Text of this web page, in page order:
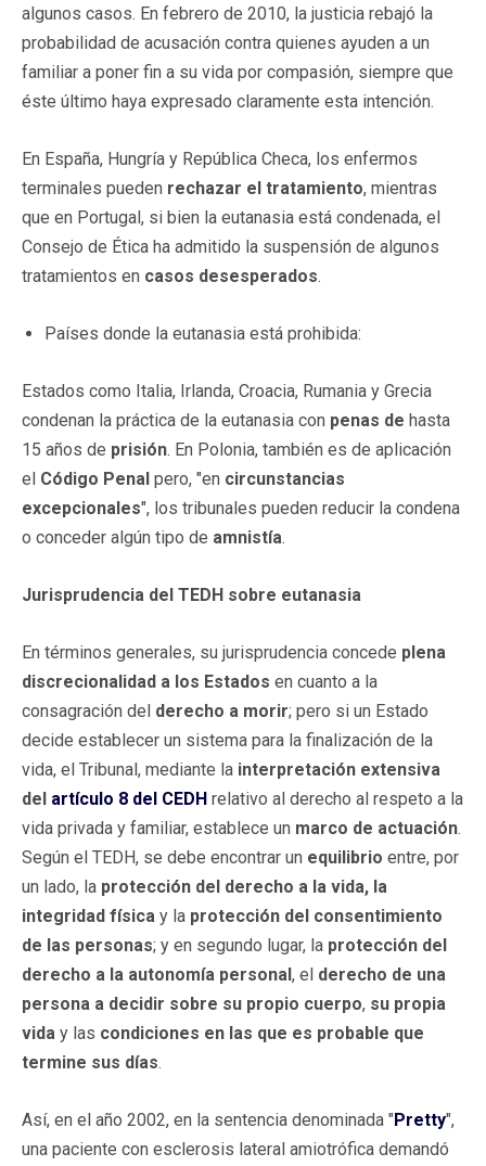
algunos casos. En febrero de 2010, la justicia rebajó la
probabilidad de acusación contra quienes ayuden a un
familiar a poner fin a su vida por compasión, siempre que
éste último haya expresado claramente esta intención.
En España, Hungría y República Checa, los enfermos
terminales pueden rechazar el tratamiento, mientras
que en Portugal, si bien la eutanasia está condenada, el
Consejo de Ética ha admitido la suspensión de algunos
tratamientos en casos desesperados.
Países donde la eutanasia está prohibida:
Estados como Italia, Irlanda, Croacia, Rumania y Grecia
condenan la práctica de la eutanasia con penas de hasta
15 años de prisión. En Polonia, también es de aplicación
el Código Penal pero, "en circunstancias
excepcionales", los tribunales pueden reducir la condena
o conceder algún tipo de amnistía.
Jurisprudencia del TEDH sobre eutanasia
En términos generales, su jurisprudencia concede plena
discrecionalidad a los Estados en cuanto a la
consagración del derecho a morir; pero si un Estado
decide establecer un sistema para la finalización de la
vida, el Tribunal, mediante la interpretación extensiva
del artículo 8 del CEDH relativo al derecho al respeto a la
vida privada y familiar, establece un marco de actuación.
Según el TEDH, se debe encontrar un equilibrio entre, por
un lado, la protección del derecho a la vida, la
integridad física y la protección del consentimiento
de las personas; y en segundo lugar, la protección del
derecho a la autonomía personal, el derecho de una
persona a decidir sobre su propio cuerpo, su propia
vida y las condiciones en las que es probable que
termine sus días.
Así, en el año 2002, en la sentencia denominada "Pretty",
una paciente con esclerosis lateral amiotrófica demandó